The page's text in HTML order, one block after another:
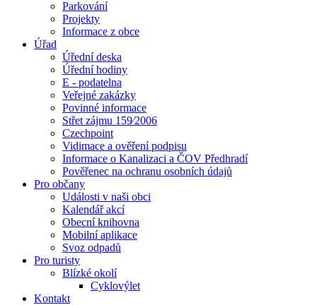
Parkování
Projekty
Informace z obce
Úřad
Úřední deska
Úřední hodiny
E - podatelna
Veřejné zakázky
Povinné informace
Střet zájmu 159⁄2006
Czechpoint
Vidimace a ověření podpisu
Informace o Kanalizaci a ČOV Předhradí
Pověřenec na ochranu osobních údajů
Pro občany
Události v naši obci
Kalendář akcí
Obecní knihovna
Mobilní aplikace
Svoz odpadů
Pro turisty
Blízké okolí
Cyklovýlet
Kontakt